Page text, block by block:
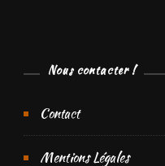
Nous contacter !
Contact
Mentions Légales